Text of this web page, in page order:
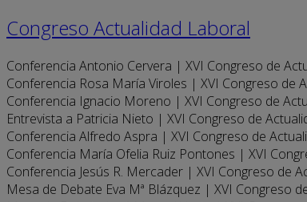
Congreso Actualidad Laboral
Conferencia Antonio Cervera | XVI Congreso de
Conferencia Rosa María Viroles | XVI Congreso de
Conferencia Ignacio Moreno | XVI Congreso de
Entrevista a Patricia Nieto | XVI Congreso de
Conferencia Alfredo Aspra | XVI Congreso de
Conferencia María Ofelia Ruiz Pontones | XVI
Conferencia Jesús R. Mercader | XVI Congreso de
Mesa de Debate Eva Mª Blázquez | XVI Congreso